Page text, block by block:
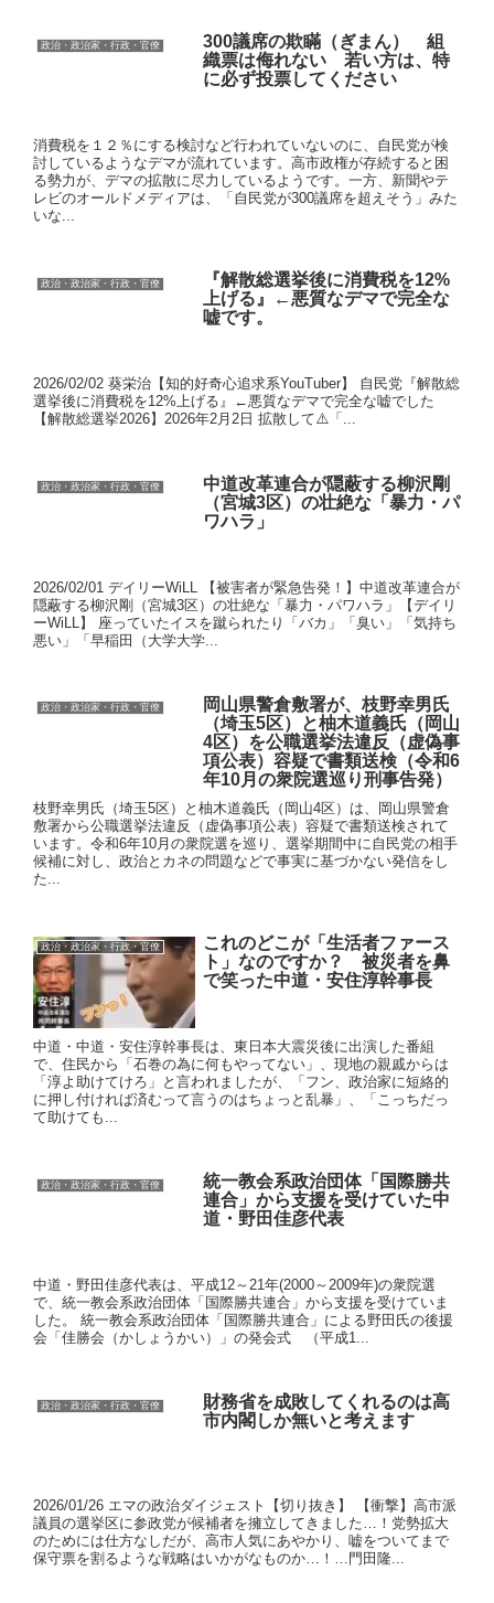
政治・政治家・行政・官僚
300議席の欺瞞（ぎまん） 組
織票は侮れない 若い方は、特
に必ず投票してください
消費税を１２％にする検討など行われていないのに、自民党が検
討しているようなデマが流れています。高市政権が存続すると困
る勢力が、デマの拡散に尽力しているようです。一方、新聞やテ
レビのオールドメディアは、「自民党が300議席を超えそう」みた
いな...
政治・政治家・行政・官僚
『解散総選挙後に消費税を12%
上げる』←悪質なデマで完全な
嘘です。
2026/02/02 葵栄治【知的好奇心追求系YouTuber】 自民党『解散総
選挙後に消費税を12%上げる』←悪質なデマで完全な嘘でした
【解散総選挙2026】2026年2月2日 拡散して⚠️「...
政治・政治家・行政・官僚
中道改革連合が隠蔽する柳沢剛
（宮城3区）の壮絶な「暴力・パ
ワハラ」
2026/02/01 デイリーWiLL 【被害者が緊急告発！】中道改革連合が
隠蔽する柳沢剛（宮城3区）の壮絶な「暴力・パワハラ」【デイリ
ーWiLL】 座っていたイスを蹴られたり「バカ」「臭い」「気持ち
悪い」「早稲田（大学大学...
政治・政治家・行政・官僚
岡山県警倉敷署が、枝野幸男氏
（埼玉5区）と柚木道義氏（岡山
4区）を公職選挙法違反（虚偽事
項公表）容疑で書類送検（令和6
年10月の衆院選巡り刑事告発）
枝野幸男氏（埼玉5区）と柚木道義氏（岡山4区）は、岡山県警倉
敷署から公職選挙法違反（虚偽事項公表）容疑で書類送検されて
います。令和6年10月の衆院選を巡り、選挙期間中に自民党の相手
候補に対し、政治とカネの問題などで事実に基づかない発信をし
た...
政治・政治家・行政・官僚
これのどこが「生活者ファース
ト」なのですか？ 被災者を鼻
で笑った中道・安住淳幹事長
中道・中道・安住淳幹事長は、東日本大震災後に出演した番組
で、住民から「石巻の為に何もやってない」、現地の親戚からは
「淳よ助けてけろ」と言われましたが、「フン、政治家に短絡的
に押し付ければ済むって言うのはちょっと乱暴」、「こっちだっ
て助けても...
政治・政治家・行政・官僚
統一教会系政治団体「国際勝共
連合」から支援を受けていた中
道・野田佳彦代表
中道・野田佳彦代表は、平成12～21年(2000～2009年)の衆院選
で、統一教会系政治団体「国際勝共連合」から支援を受けていま
した。 統一教会系政治団体「国際勝共連合」による野田氏の後援
会「佳勝会（かしょうかい）」の発会式 （平成1...
政治・政治家・行政・官僚
財務省を成敗してくれるのは高
市内閣しか無いと考えます
2026/01/26 エマの政治ダイジェスト【切り抜き】 【衝撃】高市派
議員の選挙区に参政党が候補者を擁立してきました…！党勢拡大
のためには仕方なしだが、高市人気にあやかり、嘘をついてまで
保守票を割るような戦略はいかがなものか…！…門田隆...